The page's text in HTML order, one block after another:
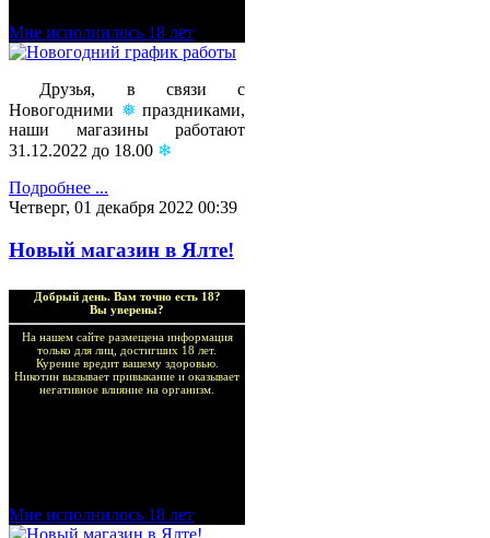
Мне исполнилось 18 лет
Друзья, в связи с
Новогодними ❅ праздниками,
наши магазины работают
31.12.2022 до 18.00 ❄
Подробнее ...
Четверг, 01 декабря 2022 00:39
Новый магазин в Ялте!
Добрый день. Вам точно есть 18?
Вы уверены?
На нашем сайте размещена информация
только для лиц, достигших 18 лет.
Курение вредит вашему здоровью.
Никотин вызывает привыкание и оказывает
негативное влияние на организм.
Мне исполнилось 18 лет